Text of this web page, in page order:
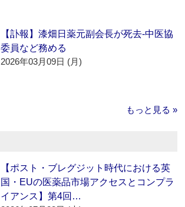
【訃報】漆畑日薬元副会長が死去‐中医協
委員など務める
2026年03月09日 (月)
もっと見る »
【ポスト・ブレグジット時代における英
国・EUの医薬品市場アクセスとコンプラ
イアンス】第4回…